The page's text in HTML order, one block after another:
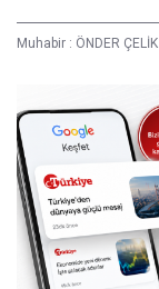
Muhabir : ÖNDER ÇELİK